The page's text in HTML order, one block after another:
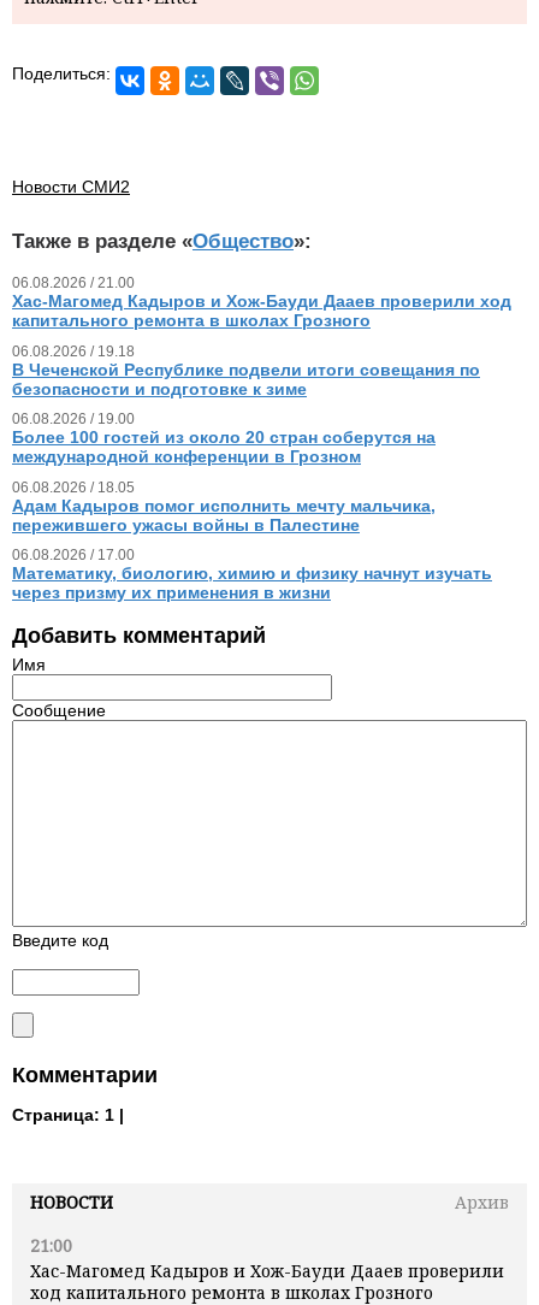
НОВОСТИ
Архив
21:00
Хас-Магомед Кадыров и Хож-Бауди Дааев проверили
ход капитального ремонта в школах Грозного
Поделиться:
Новости СМИ2
Также в разделе «Общество»:
06.08.2026 / 21.00
Хас-Магомед Кадыров и Хож-Бауди Дааев проверили ход
капитального ремонта в школах Грозного
06.08.2026 / 19.18
В Чеченской Республике подвели итоги совещания по
безопасности и подготовке к зиме
06.08.2026 / 19.00
Более 100 гостей из около 20 стран соберутся на
международной конференции в Грозном
06.08.2026 / 18.05
Адам Кадыров помог исполнить мечту мальчика,
пережившего ужасы войны в Палестине
06.08.2026 / 17.00
Математику, биологию, химию и физику начнут изучать
через призму их применения в жизни
Добавить комментарий
Имя
Сообщение
Введите код
Комментарии
Страница: 1 |